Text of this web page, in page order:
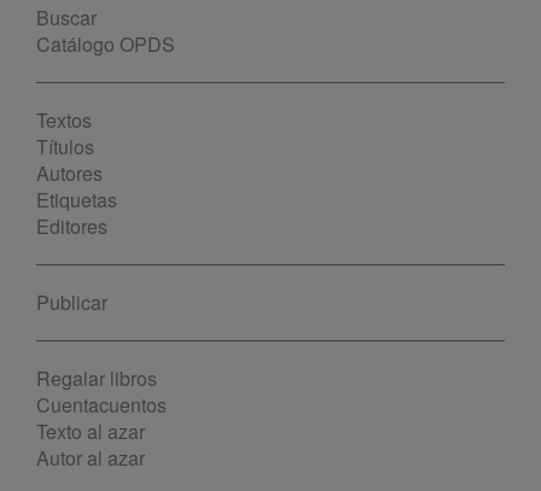
Buscar
Catálogo OPDS
Textos
Títulos
Autores
Etiquetas
Editores
Publicar
Regalar libros
Cuentacuentos
Texto al azar
Autor al azar